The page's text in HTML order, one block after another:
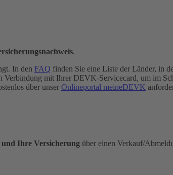
.
In den FAQ finden Sie eine Liste der Länder, in
Verbindung mit Ihrer DEVK-Servicecard, um im
über unser Onlineportal meineDEVK
und Ihre Versicherung über einen Verkauf/